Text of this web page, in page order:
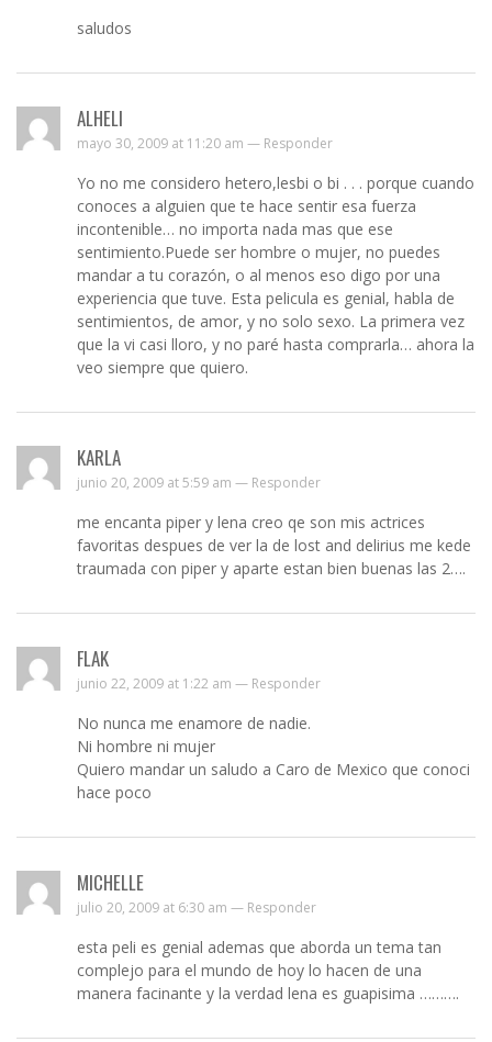
saludos
ALHELI
mayo 30, 2009 at 11:20 am — Responder
Yo no me considero hetero,lesbi o bi . . . porque cuando
conoces a alguien que te hace sentir esa fuerza
incontenible… no importa nada mas que ese
sentimiento.Puede ser hombre o mujer, no puedes
mandar a tu corazón, o al menos eso digo por una
experiencia que tuve. Esta pelicula es genial, habla de
sentimientos, de amor, y no solo sexo. La primera vez
que la vi casi lloro, y no paré hasta comprarla… ahora la
veo siempre que quiero.
KARLA
junio 20, 2009 at 5:59 am — Responder
me encanta piper y lena creo qe son mis actrices
favoritas despues de ver la de lost and delirius me kede
traumada con piper y aparte estan bien buenas las 2….
FLAK
junio 22, 2009 at 1:22 am — Responder
No nunca me enamore de nadie.
Ni hombre ni mujer
Quiero mandar un saludo a Caro de Mexico que conoci
hace poco
MICHELLE
julio 20, 2009 at 6:30 am — Responder
esta peli es genial ademas que aborda un tema tan
complejo para el mundo de hoy lo hacen de una
manera facinante y la verdad lena es guapisima ……….